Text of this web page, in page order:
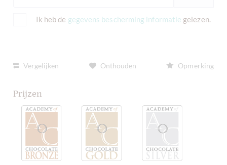
Ik heb de gegevens bescherming informatie gelezen.
Vergelijken Onthouden Opmerking
Prijzen